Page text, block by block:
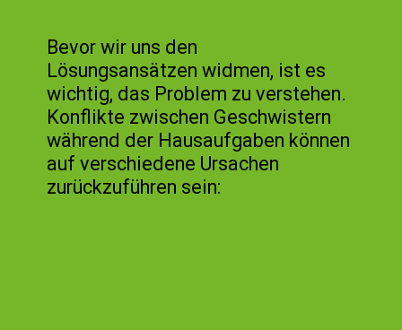
Bevor wir uns den
Lösungsansätzen widmen, ist es
wichtig, das Problem zu verstehen.
Konflikte zwischen Geschwistern
während der Hausaufgaben können
auf verschiedene Ursachen
zurückzuführen sein: